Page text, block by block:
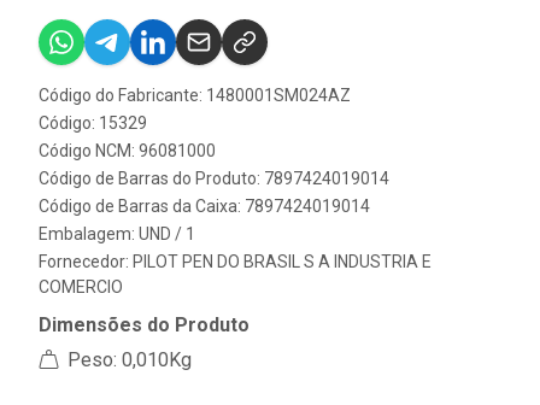
Código do Fabricante: 1480001SM024AZ
Código: 15329
Código NCM: 96081000
Código de Barras do Produto: 7897424019014
Código de Barras da Caixa: 7897424019014
Embalagem: UND / 1
Fornecedor: PILOT PEN DO BRASIL S A INDUSTRIA E
COMERCIO
Dimensões do Produto
Peso: 0,010Kg